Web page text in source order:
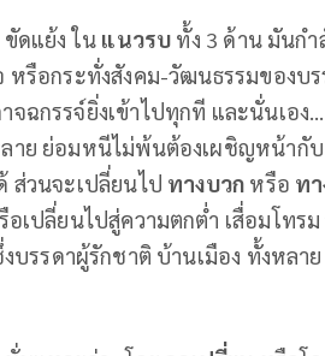
ดแย้ง ใน แนวรบ ทั้ง 3 ด้าน มันกำ
หรือกระทั่งสังคม-วัฒนธรรมของบ
จฉกรรจ์ยิ่งเข้าไปทุกที และนั่นเอ
ลาย ย่อมหนีไม่พ้นต้องเผชิญหน้ากั
ส่วนจะเปลี่ยนไป ทางบวก หรือ ท
เปลี่ยนไปสู่ความตกต่ำ เสื่อมโท
บรรดาผู้รักชาติ บ้านเมือง ทั้งหลา